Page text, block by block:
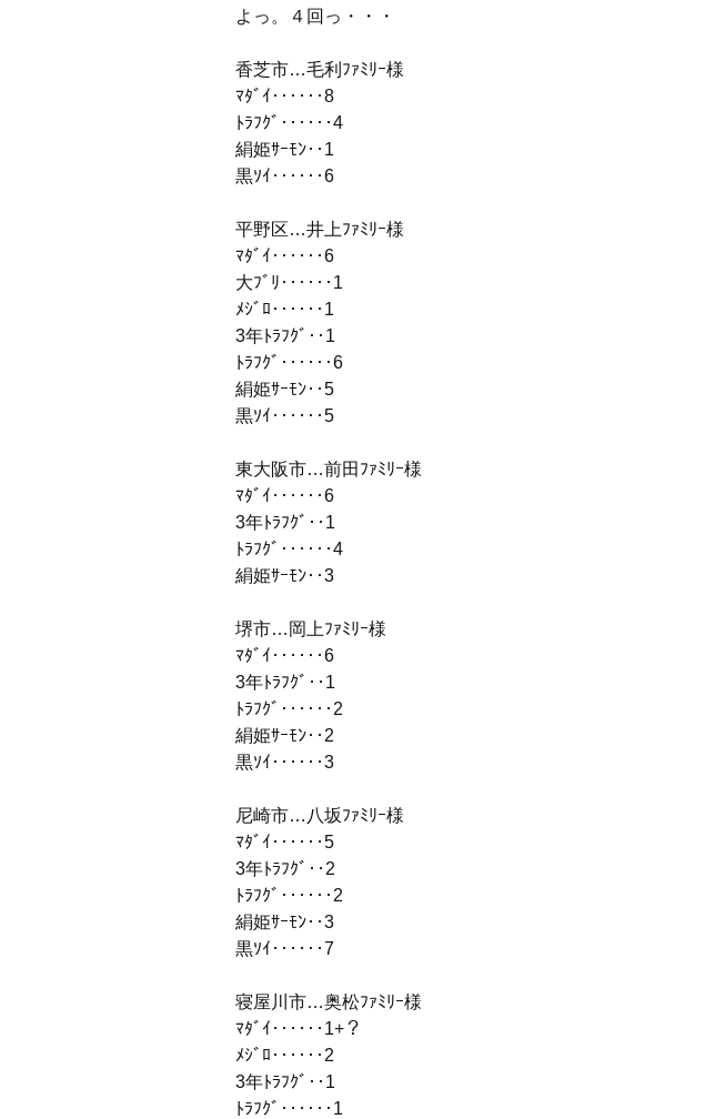
よっ。４回っ・・・
香芝市…毛利ﾌｧﾐﾘｰ様
ﾏﾀﾞｲ‥‥‥8
ﾄﾗﾌｸﾞ‥‥‥4
絹姫ｻｰﾓﾝ‥1
黒ｿｲ‥‥‥6
平野区…井上ﾌｧﾐﾘｰ様
ﾏﾀﾞｲ‥‥‥6
大ﾌﾞﾘ‥‥‥1
ﾒｼﾞﾛ‥‥‥1
3年ﾄﾗﾌｸﾞ‥1
ﾄﾗﾌｸﾞ‥‥‥6
絹姫ｻｰﾓﾝ‥5
黒ｿｲ‥‥‥5
東大阪市…前田ﾌｧﾐﾘｰ様
ﾏﾀﾞｲ‥‥‥6
3年ﾄﾗﾌｸﾞ‥1
ﾄﾗﾌｸﾞ‥‥‥4
絹姫ｻｰﾓﾝ‥3
堺市…岡上ﾌｧﾐﾘｰ様
ﾏﾀﾞｲ‥‥‥6
3年ﾄﾗﾌｸﾞ‥1
ﾄﾗﾌｸﾞ‥‥‥2
絹姫ｻｰﾓﾝ‥2
黒ｿｲ‥‥‥3
尼崎市…八坂ﾌｧﾐﾘｰ様
ﾏﾀﾞｲ‥‥‥5
3年ﾄﾗﾌｸﾞ‥2
ﾄﾗﾌｸﾞ‥‥‥2
絹姫ｻｰﾓﾝ‥3
黒ｿｲ‥‥‥7
寝屋川市…奥松ﾌｧﾐﾘｰ様
ﾏﾀﾞｲ‥‥‥1+？
ﾒｼﾞﾛ‥‥‥2
3年ﾄﾗﾌｸﾞ‥1
ﾄﾗﾌｸﾞ‥‥‥1